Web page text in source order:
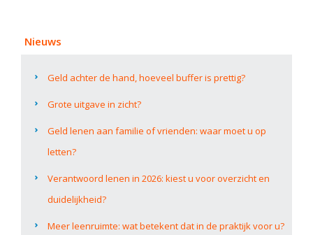
Nieuws
Geld achter de hand, hoeveel buffer is prettig?
Grote uitgave in zicht?
Geld lenen aan familie of vrienden: waar moet u op
letten?
Verantwoord lenen in 2026: kiest u voor overzicht en
duidelijkheid?
Meer leenruimte: wat betekent dat in de praktijk voor u?